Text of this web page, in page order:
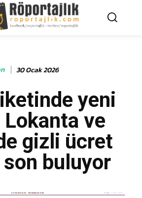
30 Ocak 2026
yeni
ve
gizli ücret
buluyor